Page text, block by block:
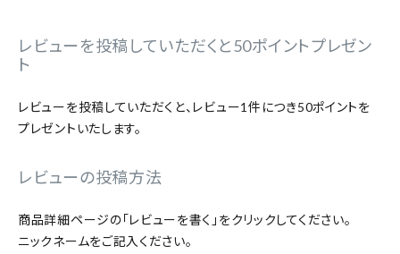
カテゴリーから探す
よーじやについて
特集
お知らせ
レビューを投稿していただくと50ポイントプレゼン
ト
レビューを投稿していただくと、レビュー1件につき50ポイントを
プレゼントいたします。
レビューの投稿方法
商品詳細ページの「レビューを書く」をクリックしてください。
ニックネームをご記入ください。